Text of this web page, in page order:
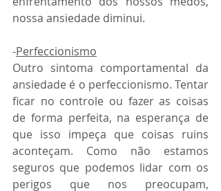
nossa ansiedade diminui.
-Perfeccionismo
Outro sintoma comportamental da
ansiedade é o perfeccionismo. Tentar
ficar no controle ou fazer as coisas
de forma perfeita, na esperança de
que isso impeça que coisas ruins
aconteçam. Como não estamos
seguros que podemos lidar com os
perigos que nos preocupam,